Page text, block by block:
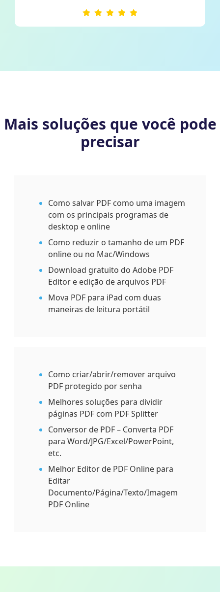
Mais soluções que você pode
precisar
Como salvar PDF como uma imagem
com os principais programas de
desktop e online
Como reduzir o tamanho de um PDF
online ou no Mac/Windows
Download gratuito do Adobe PDF
Editor e edição de arquivos PDF
Mova PDF para iPad com duas
maneiras de leitura portátil
Como criar/abrir/remover arquivo
PDF protegido por senha
Melhores soluções para dividir
páginas PDF com PDF Splitter
Conversor de PDF – Converta PDF
para Word/JPG/Excel/PowerPoint,
etc.
Melhor Editor de PDF Online para
Editar
Documento/Página/Texto/Imagem
PDF Online